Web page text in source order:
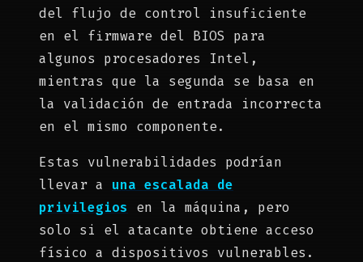
del flujo de control insuficiente
en el firmware del BIOS para
algunos procesadores Intel,
mientras que la segunda se basa en
la validación de entrada incorrecta
en el mismo componente.
Estas vulnerabilidades podrían
llevar a una escalada de
privilegios en la máquina, pero
solo si el atacante obtiene acceso
físico a dispositivos vulnerables.